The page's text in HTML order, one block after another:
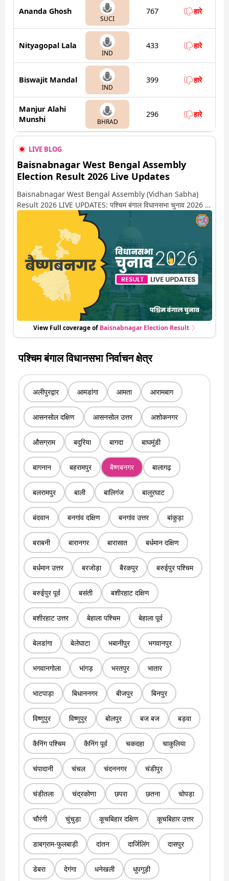
Ananda Ghosh
SUCI
767 हारे
Nityagopal Lala
IND
433 हारे
Biswajit Mandal
IND
399 हारे
Manjur Alahi
Munshi
BHRAD
296 हारे
LIVE BLOG
Baisnabnagar West Bengal Assembly
Election Result 2026 Live Updates
Baisnabnagar West Bengal Assembly (Vidhan Sabha)
Result 2026 LIVE UPDATES: पश्चिम बंगाल विधानसभा चुनाव 2026 की
गिनती अगले कुछ ही देर में शुरू होने वाली है. यहां देखें बैष्णबनगर सीट पर कौन
आगे-कौन पीछे से लेकर किस तरफ जा रहें है रुझान. साथ ही पाइए इस सीट पर
हो रही हर एक हलचल की अपडेट वो भी रियल टाइम में
View Full coverage of BaisnabnagarElection Result
पश्चिम बंगाल विधानसभा निर्वाचन क्षेत्र
अलीपुरद्वार आमडांगा आमता आरामबाग
आसनसोल दक्षिण आसनसोल उत्तर अशोकनगर
औसग्राम बदुरिया बागदा बाघमुंडी
बागनान बहरामपुर बैष्णबनगर बालागढ़
बलरामपुर बाली बालिगंज बालुरघाट
बंदवान बनगांव दक्षिण बनगांव उत्तर बांकुड़ा
बराबनी बारानगर बारासात बर्धमान दक्षिण
बर्धमान उत्तर बरजोड़ा बैरकपुर बरुईपुर पश्चिम
बरुईपुर पूर्व बसंती बशीरहाट दक्षिण
बशीरहाट उत्तर बेहाला पश्चिम बेहाला पूर्व
बेलडांगा बेलेघाटा भबानीपुर भगवानपुर
भगवानगोला भांगड़ भरतपुर भातार
भाटपाड़ा बिधाननगर बीजपुर बिनपुर
विष्णुपुर विष्णुपुर बोलपुर बज बज बड़वा
कैनिंग पश्चिम कैनिंग पूर्व चकदहा चाकुलिया
चंपादानी चंचल चंदननगर चंडीपुर
चंडीतला चंद्रकोणा छपरा छतना चोपड़ा
चौरंगी चुंचुड़ा कूचबिहार दक्षिण कूचबिहार उत्तर
डाबग्राम-फुलबाड़ी दांतन दार्जिलिंग दासपुर
डेबरा देगंगा धनेखली धुपगुड़ी